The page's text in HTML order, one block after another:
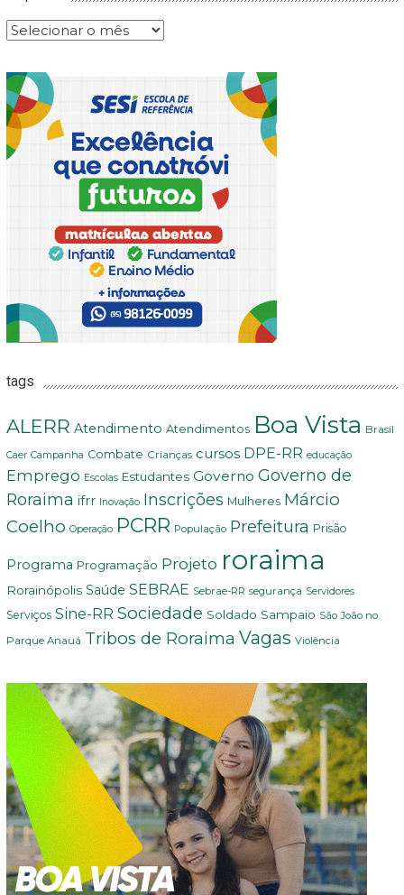
Arquivos
tags
ALERR Atendimento Atendimentos Boa Vista Brasil
Caer Campanha Combate Crianças cursos DPE-RR educação
Emprego Escolas Estudantes Governo Governo de
Roraima ifrr Inovação Inscrições Mulheres Márcio
Coelho Operação PCRR População Prefeitura Prisão
Programa Programação Projeto roraima
Rorainópolis Saúde SEBRAE Sebrae-RR segurança Servidores
Serviços Sine-RR Sociedade Soldado Sampaio São João no
Parque Anauá Tribos de Roraima Vagas Violência